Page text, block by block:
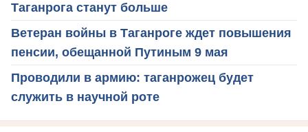
Таганрога станут больше
Ветеран войны в Таганроге ждет повышения
пенсии, обещанной Путиным 9 мая
Проводили в армию: таганрожец будет
служить в научной роте